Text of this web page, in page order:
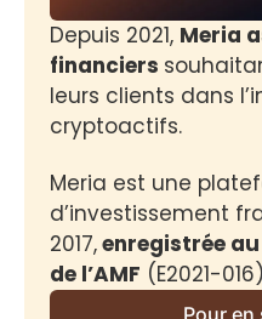
Depuis 2021, Meria
financiers
leurs clients dans
cryptoactifs.
Meria est une
d’investissement
2017, enregistrée
de l’AMF (E2021-
Pour en